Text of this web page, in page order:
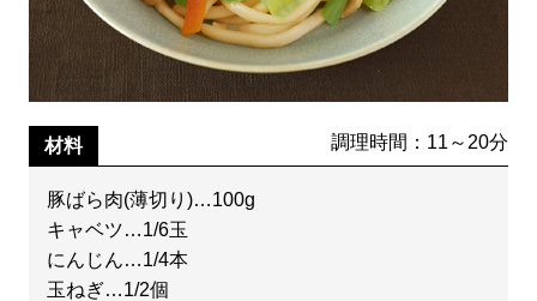
材料 調理時間：11～20分
豚ばら肉(薄切り)…100g
キャベツ…1/6玉
にんじん…1/4本
玉ねぎ…1/2個